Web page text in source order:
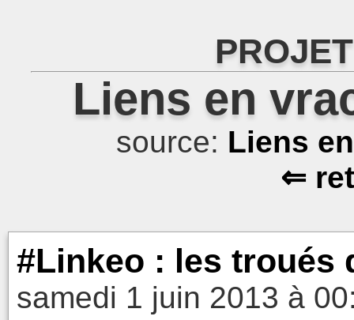
Liens en
source: Liens
⇐
#Linkeo : les troués
samedi 1 juin 2013 à